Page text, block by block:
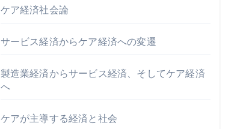
ケア経済社会論
サービス経済からケア経済への変遷
製造業経済からサービス経済、そしてケア経済
へ
ケアが主導する経済と社会